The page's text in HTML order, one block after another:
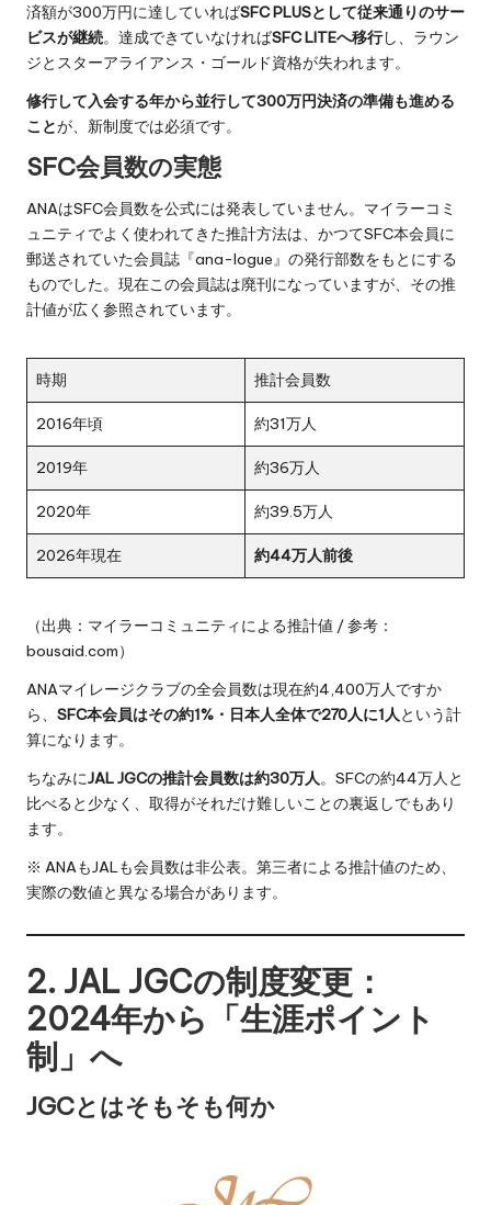
済額が300万円に達していればSFC PLUSとして従来通りのサー
ビスが継続。達成できていなければSFC LITEへ移行し、ラウン
ジとスターアライアンス・ゴールド資格が失われます。
修行して入会する年から並行して300万円決済の準備も進める
ことが、新制度では必須です。
SFC会員数の実態
ANAはSFC会員数を公式には発表していません。マイラーコミ
ュニティでよく使われてきた推計方法は、かつてSFC本会員に
郵送されていた会員誌『ana-logue』の発行部数をもとにする
ものでした。現在この会員誌は廃刊になっていますが、その推
計値が広く参照されています。
時期 推計会員数
2016年頃 約31万人
2019年 約36万人
2020年 約39.5万人
2026年現在 約44万人前後
（出典：マイラーコミュニティによる推計値 / 参考：
bousaid.com）
ANAマイレージクラブの全会員数は現在約4,400万人ですか
ら、 SFC本会員はその約1%・日本人全体で270人に1人という計
算になります。
ちなみにJAL JGCの推計会員数は約30万人。SFCの約44万人と
比べると少なく、取得がそれだけ難しいことの裏返しでもあり
ます。
※ ANAもJALも会員数は非公表。第三者による推計値のため、
実際の数値と異なる場合があります。
2. JAL JGCの制度変更：
2024年から「生涯ポイント
制」へ
JGCとはそもそも何か